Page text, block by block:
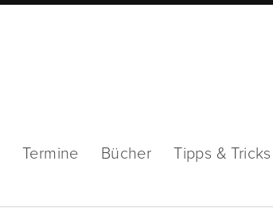
Termine Bücher Tipps & Tricks